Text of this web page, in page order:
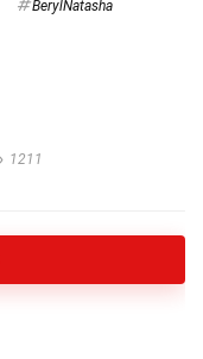
BerylNatasha
1211